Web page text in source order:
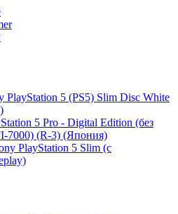
PlayStation 5 (PS5) Slim Disc White
5 Pro - Digital Edition (без
7000) (R-3) (Япония)
PlayStation 5 Slim (с